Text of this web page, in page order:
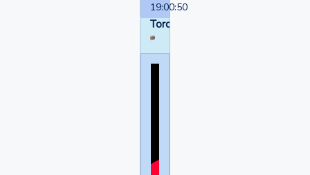
19:00:50
Torquemada